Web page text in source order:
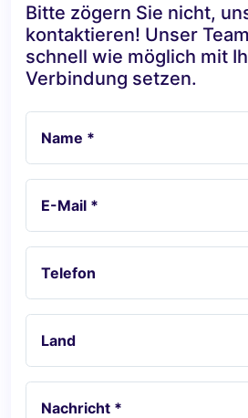
Bitte zögern Sie nicht,
kontaktieren! Unser
schnell wie möglich mit
Verbindung setzen.
Name *
E-Mail *
Telefon
Land
Nachricht *